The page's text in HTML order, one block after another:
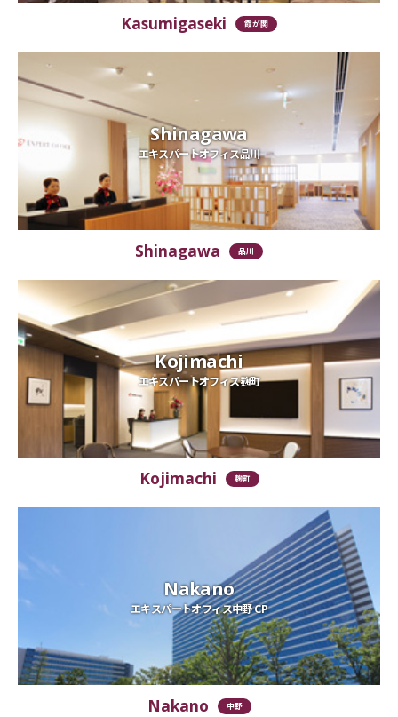
Kasumigaseki 霞が関
Shinagawa
エキスパートオフィス品川
Shinagawa 品川
Kojimachi
エキスパートオフィス麹町
Kojimachi 麹町
Nakano
エキスパートオフィス中野 CP
Nakano 中野